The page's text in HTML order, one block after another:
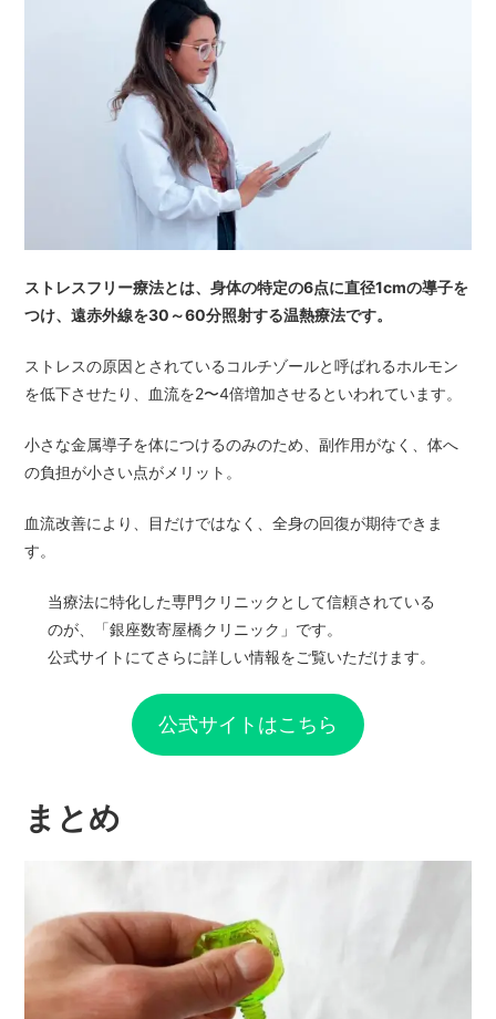
ストレスフリー療法とは、身体の特定の6点に直径1cmの導子を
つけ、遠赤外線を30～60分照射する温熱療法です。
ストレスの原因とされているコルチゾールと呼ばれるホルモン
を低下させたり、血流を2〜4倍増加させるといわれています。
小さな金属導子を体につけるのみのため、副作用がなく、体へ
の負担が小さい点がメリット。
血流改善により、目だけではなく、全身の回復が期待できま
す。
当療法に特化した専門クリニックとして信頼されている
のが、「銀座数寄屋橋クリニック」です。
公式サイトにてさらに詳しい情報をご覧いただけます。
公式サイトはこちら
まとめ